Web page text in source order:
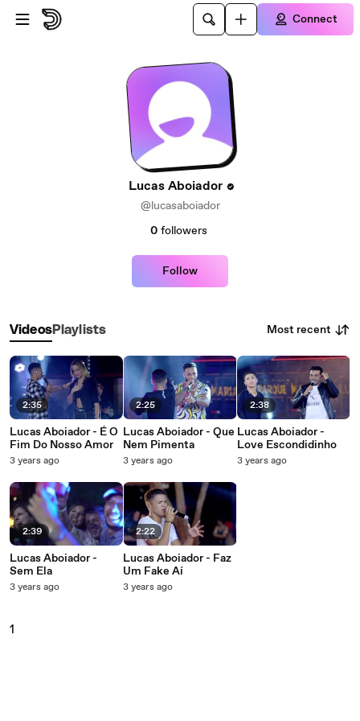
Skip to main content
Connect
Lucas Aboiador
@lucasaboiador
0 followers
Follow
VideosPlaylists Most recent
2:35
Lucas Aboiador - É O
Fim Do Nosso Amor
3 years ago
2:39
Lucas Aboiador -
Sem Ela
3 years ago
2:25
Lucas Aboiador - Que
Nem Pimenta
3 years ago
2:22
Lucas Aboiador - Faz
Um Fake Aí
3 years ago
2:38
Lucas Aboiador -
Love Escondidinho
3 years ago
1